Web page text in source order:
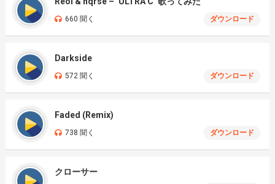
660 聞く ダウンロード
Darkside
572 聞く ダウンロード
Faded (Remix)
738 聞く ダウンロード
クローサー